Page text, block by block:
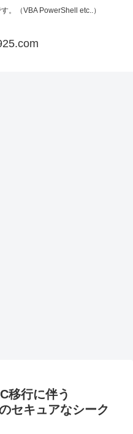
。（VBA PowerShell etc..）
移行に伴う
セキュアなシーク